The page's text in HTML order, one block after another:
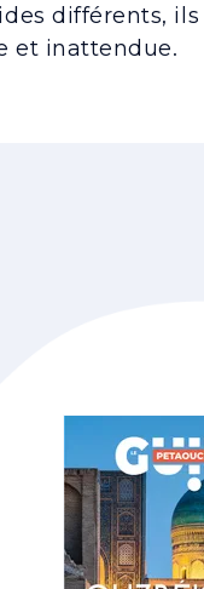
différents,
et inattendue.